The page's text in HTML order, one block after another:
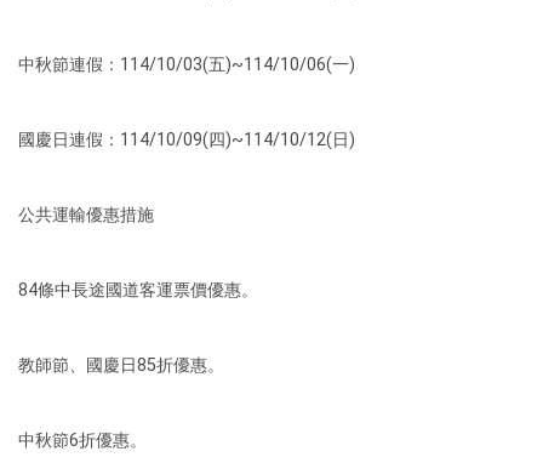
中秋節連假：114/10/03(五)~114/10/06(一)
國慶日連假：114/10/09(四)~114/10/12(日)
公共運輸優惠措施
84條中長途國道客運票價優惠。
教師節、國慶日85折優惠。
中秋節6折優惠。